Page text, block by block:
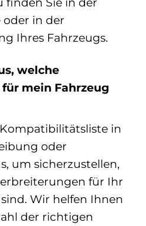
in der
Ihres Fahrzeugs.
welche
mein Fahrzeug
in
oder
um sicherzustellen,
für Ihr
Wir helfen Ihnen
der richtigen